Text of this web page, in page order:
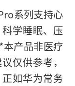
系列支持心
学睡眠、压
产品非医疗
仅供参考，
如华为常务